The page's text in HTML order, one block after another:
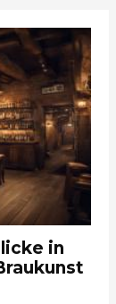
in